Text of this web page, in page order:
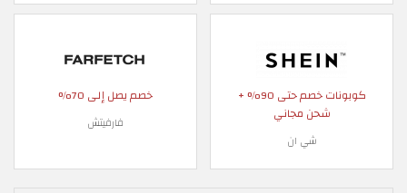
كوبونات خصم حتى 90% +
شحن مجاني
شي ان
خصم يصل إلى 70%
فارفيتش